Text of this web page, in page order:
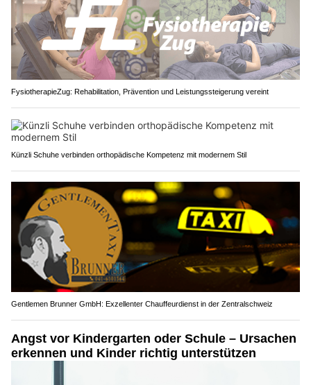
FysiotherapieZug: Rehabilitation, Prävention und Leistungssteigerung vereint
Künzli Schuhe verbinden orthopädische Kompetenz mit modernem Stil
Gentlemen Brunner GmbH: Exzellenter Chauffeurdienst in der Zentralschweiz
Angst vor Kindergarten oder Schule – Ursachen
erkennen und Kinder richtig unterstützen